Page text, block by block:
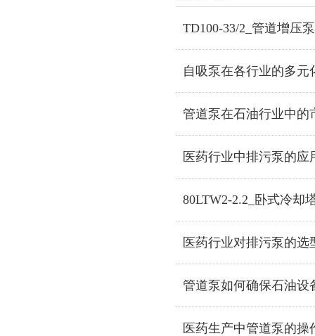
TD100-33/2_管道增压泵
自吸泵在各行业的多元
管道泵在石油行业中的
医药行业中排污泵的应
80LTW2-2.2_卧式冷却
医药行业对排污泵的选
管道泵如何确保石油设
医药生产中管道泵的操